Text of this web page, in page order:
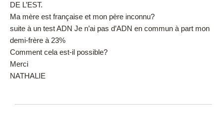
DE L’EST.
Ma mère est française et mon père inconnu?
suite à un test ADN Je n’ai pas d’ADN en commun à part mon
demi-frère à 23%
Comment cela est-il possible?
Merci
NATHALIE